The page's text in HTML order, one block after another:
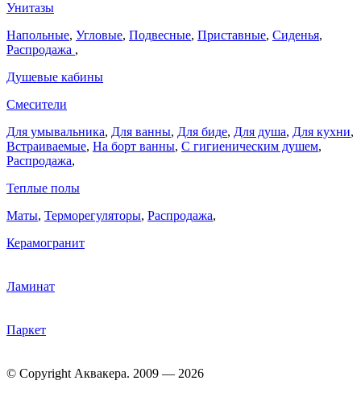
Унитазы
Напольные, Угловые, Подвесные, Приставные, Сиденья,
Распродажа ,
Душевые кабины
Смесители
Для умывальника, Для ванны, Для биде, Для душа, Для кухни,
Встраиваемые, На борт ванны, C гигиеническим душем,
Распродажа,
Теплые полы
Маты, Терморегуляторы, Распродажа,
Керамогранит
Ламинат
Паркет
© Copyright Аквакера. 2009 — 2026